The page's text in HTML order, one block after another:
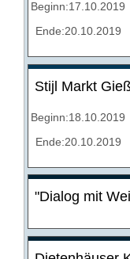
Beginn:17.10.2019
Ende:20.10.2019
Stijl Markt
Beginn:18.10.2019
Ende:20.10.2019
"Dialog mit